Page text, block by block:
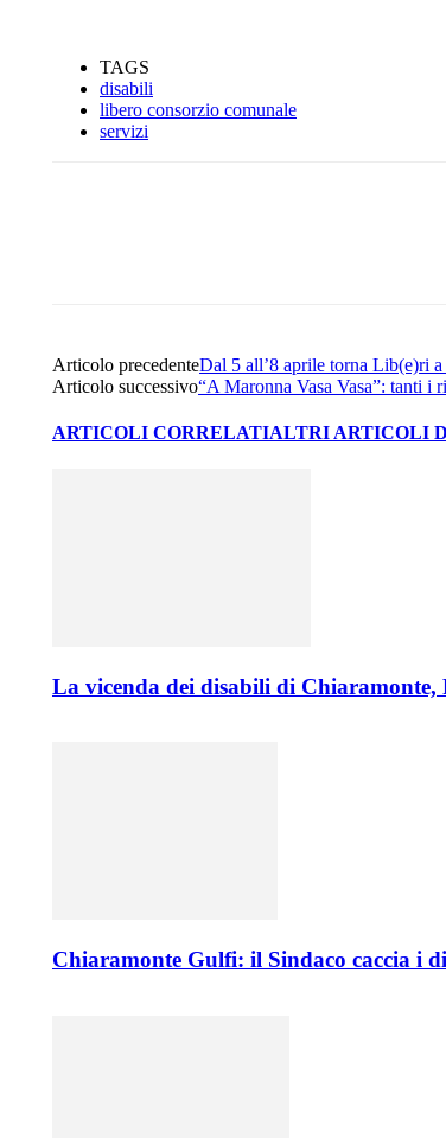
TAGS
disabili
libero consorzio comunale
servizi
Articolo precedenteDal 5 all’8 aprile torna Lib(e)ri a
Articolo successivo“A Maronna Vasa Vasa”: tanti i
ARTICOLI CORRELATIALTRI ARTICOLI
La vicenda dei disabili di Chiaramonte,
Chiaramonte Gulfi: il Sindaco caccia i